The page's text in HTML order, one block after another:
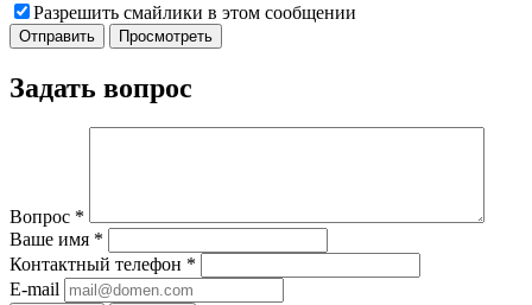
Разрешить смайлики в этом сообщении
Задать вопрос
Вопрос *
Ваше имя *
Контактный телефон *
E-mail